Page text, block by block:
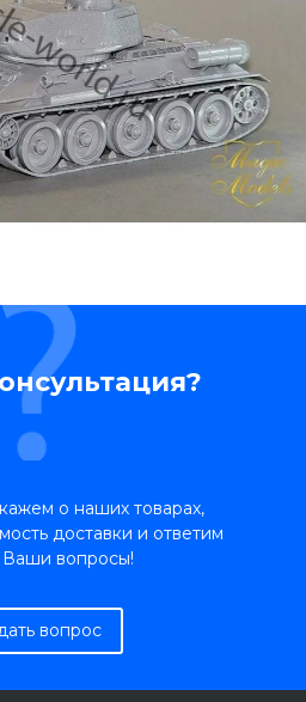
о наших товарах,
доставки и ответим
Ваши вопросы!
вопрос